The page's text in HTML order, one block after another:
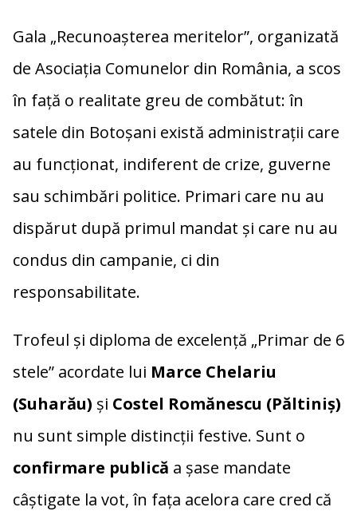
Gala „Recunoașterea meritelor”, organizată
de Asociația Comunelor din România, a scos
în față o realitate greu de combătut: în
satele din Botoșani există administrații care
au funcționat, indiferent de crize, guverne
sau schimbări politice. Primari care nu au
dispărut după primul mandat și care nu au
condus din campanie, ci din
responsabilitate.
Trofeul și diploma de excelență „Primar de 6
stele” acordate lui Marce Chelariu
(Suharău) și Costel Romănescu (Păltiniș)
nu sunt simple distincții festive. Sunt o
confirmare publică a șase mandate
câștigate la vot, în fața acelora care cred că